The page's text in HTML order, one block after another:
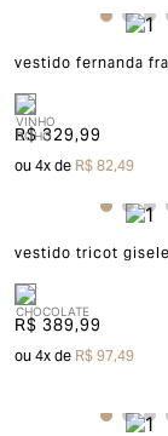
vestido fernanda
R$ 329,99
ou4x deR$ 82,49
vestido tricot gisele
R$ 389,99
ou4x deR$ 97,49